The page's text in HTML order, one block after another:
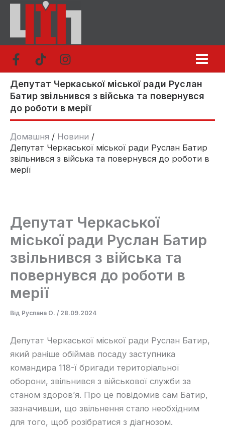
Перейти
вмісту
Депутат Черкаської міської ради Руслан
Батир звільнився з війська та повернувся
до роботи в мерії
Домашня
Новини
Депутат Черкаської міської ради Руслан Батир
звільнився з війська та повернувся до роботи в
мерії
Депутат Черкаської
міської ради Руслан Батир
звільнився з війська та
повернувся до роботи в
мерії
Від Руслана О. / 28.09.2024
Депутат Черкаської міської ради Руслан Батир,
який раніше обіймав посаду заступника
командира 118-ї бригади територіальної
оборони, звільнився з військової служби за
станом здоров’я. Про це повідомив сам Батир,
зазначивши, що звільнення стало необхідним
для того, щоб розібратися з діагнозом.